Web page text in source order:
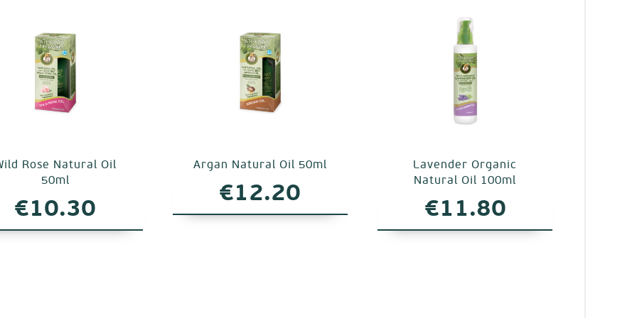
Rose Natural Oil
50ml
€10.30
Argan Natural Oil 50ml
€12.20
Lavender Organic
Natural Oil 100ml
€11.80